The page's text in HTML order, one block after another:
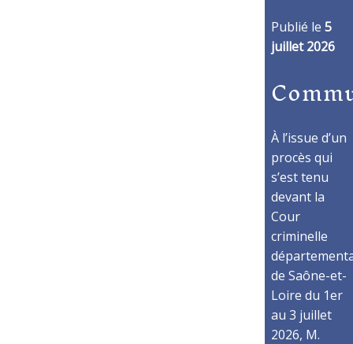
Publié le 5
juillet 2026
À l’issue d’un
procès qui
s’est tenu
devant la
Cour
criminelle
de Saône-et-
Loire du 1er
au 3 juillet
2026, M.